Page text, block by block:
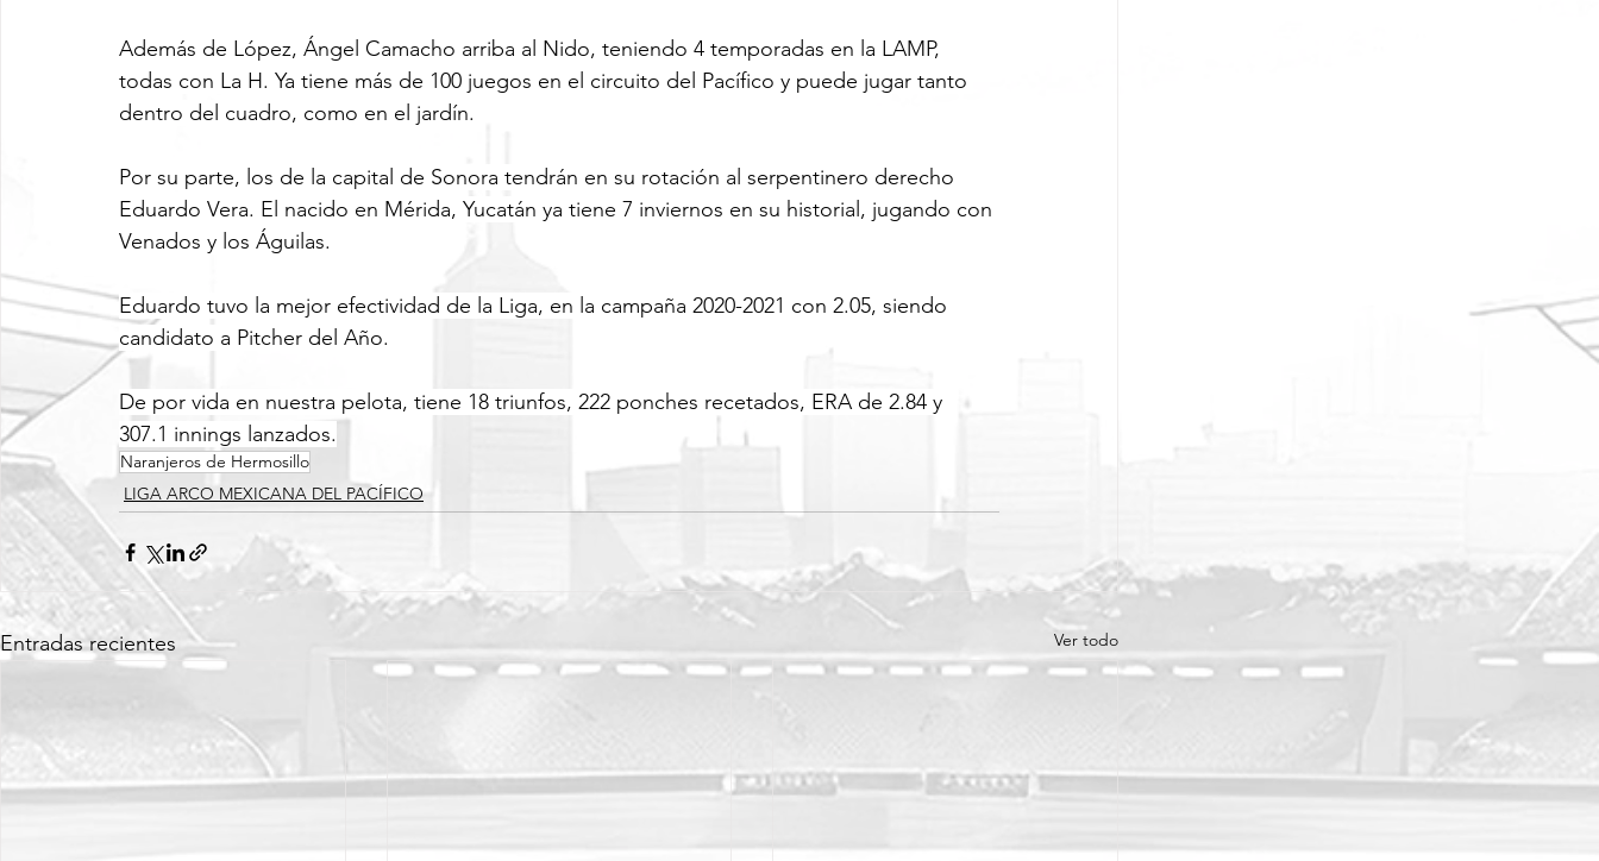
Además de López, Ángel Camacho arriba al Nido, teniendo 4 temporadas en la LAMP,
todas con La H. Ya tiene más de 100 juegos en el circuito del Pacífico y puede jugar tanto
dentro del cuadro, como en el jardín.
Por su parte, los de la capital de Sonora tendrán en su rotación al serpentinero derecho
Eduardo Vera. El nacido en Mérida, Yucatán ya tiene 7 inviernos en su historial, jugando con
Venados y los Águilas.
Eduardo tuvo la mejor efectividad de la Liga, en la campaña 2020-2021 con 2.05, siendo
candidato a Pitcher del Año.
De por vida en nuestra pelota, tiene 18 triunfos, 222 ponches recetados, ERA de 2.84 y
307.1 innings lanzados.
Naranjeros de Hermosillo
LIGA ARCO MEXICANA DEL PACÍFICO
Entradas recientes Ver todo